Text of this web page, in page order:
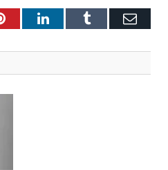
PinterestLinkedInTumblr E-